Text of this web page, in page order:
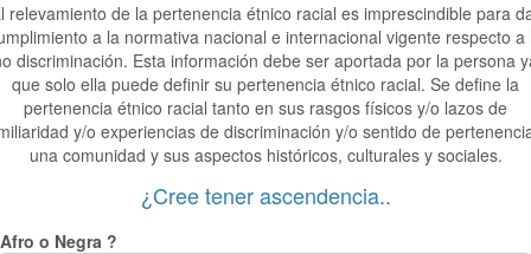
relevamiento de la pertenencia étnico racial es imprescindible para
a la normativa nacional e internacional vigente respecto a
discriminación. Esta información debe ser aportada por la persona
que solo ella puede definir su pertenencia étnico racial. Se define la
pertenencia étnico racial tanto en sus rasgos físicos y/o lazos de
y/o experiencias de discriminación y/o sentido de
una comunidad y sus aspectos históricos, culturales y sociales.
¿Cree tener ascendencia..
Afro o Negra ?